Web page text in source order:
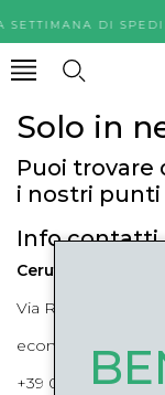
SETTIMANA DI
Solo in
Puoi trovare
i nostri punti
Info contatti
Cerutti Boutique
Via Roma, 52
+39 0171694239